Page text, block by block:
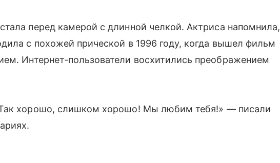
перед камерой с длинной челкой. Актриса напомнила,
с похожей прической в 1996 году, когда вышел фильм
Интернет-пользователи восхитились преображением
хорошо, слишком хорошо! Мы любим тебя!» — писали